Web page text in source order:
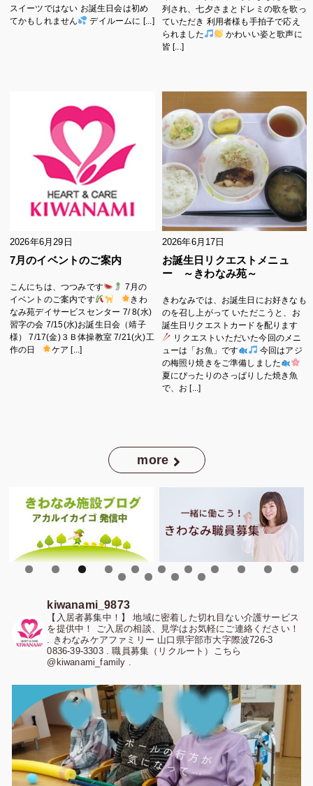
スイーツではない お誕生日会は初め
てかもしれません
デイルームに [...]
列され、七夕さまとドレミの歌を歌っ
ていただき 利用者様も手拍子で応え
られました
かわいい姿と歌声に
皆 [...]
2026年6月29日
7月のイベントのご案内
こんにちは、つつみです
7月の
イベントのご案内です
きわ
なみ苑デイサービスセンター 7/ 8(水)
習字の会 7/15(水)お誕生日会（靖子
様） 7/17(金)３Ｂ体操教室 7/21(火)工
作の日
ケア [...]
2026年6月17日
お誕生日リクエストメニュ
ー ～きわなみ苑～
きわなみでは、お誕生日にお好きなも
のを召し上がって いただこうと、お
誕生日リクエストカードを配ります
リクエストいただいた今回のメニ
ューは「お魚」です
今回はアジ
の梅照り焼きをご準備しました
夏にぴったりのさっぱりした焼き魚
で、お [...]
more
2
kiwanami_9873
【入居者募集中！】
地域に密着した切れ目ない介護サービス
を提供中！
ご入居の相談、見学はお気軽にご連絡ください！
きわなみケアファミリー 山口県宇部市大字際波726-3
0836-39-3303.
職員募集（リクルート）こちら
@kiwanami_family